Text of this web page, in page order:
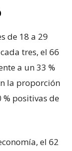
de 18 a 29
tres, el 66
a un 33 %
la proporción
% positivas de
el 62